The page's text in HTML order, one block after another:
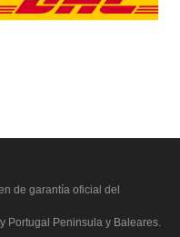
de garantía oficial del
Portugal Peninsula y Baleares.